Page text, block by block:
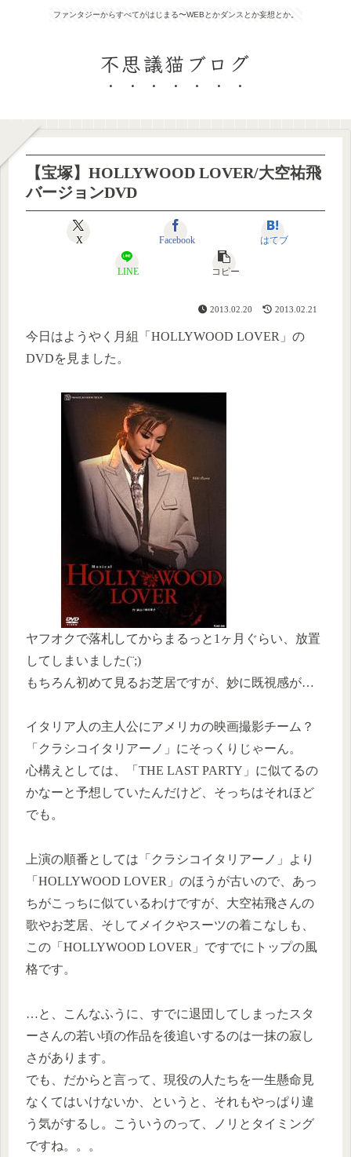
ファンタジーからすべてがはじまる〜WEBとかダンスとか妄想とか。
不思議猫ブログ
【宝塚】HOLLYWOOD LOVER/大空祐飛
バージョンDVD
X Facebook はてブ
LINE コピー
2013.02.20 2013.02.21
今日はようやく月組「HOLLYWOOD LOVER」の
DVDを見ました。
ヤフオクで落札してからまるっと1ヶ月ぐらい、放置
してしまいました(¨;)
もちろん初めて見るお芝居ですが、妙に既視感が…
イタリア人の主人公にアメリカの映画撮影チーム？
「クラシコイタリアーノ」にそっくりじゃーん。
心構えとしては、「THE LAST PARTY」に似てるの
かなーと予想していたんだけど、そっちはそれほど
でも。
上演の順番としては「クラシコイタリアーノ」より
「HOLLYWOOD LOVER」のほうが古いので、あっ
ちがこっちに似ているわけですが、大空祐飛さんの
歌やお芝居、そしてメイクやスーツの着こなしも、
この「HOLLYWOOD LOVER」ですでにトップの風
格です。
…と、こんなふうに、すでに退団してしまったスタ
ーさんの若い頃の作品を後追いするのは一抹の寂し
さがあります。
でも、だからと言って、現役の人たちを一生懸命見
なくてはいけないか、というと、それもやっぱり違
う気がするし。こういうのって、ノリとタイミング
ですね。。。